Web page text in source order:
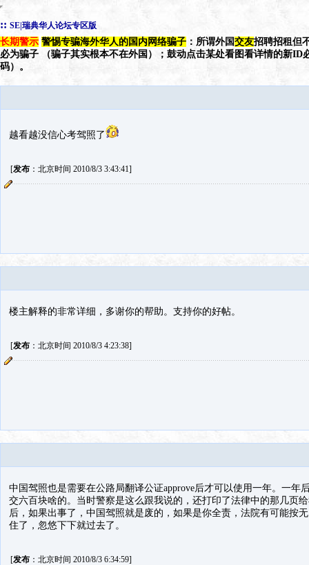
:: SE|瑞典华人论坛专区版
长期警示 警惕专骗海外华人的国内网络骗子 ：所谓外国交友招聘招租但
必为骗子 （骗子其实根本不在外国）；鼓动点击某处看图看详情的新ID
码）。
越看越没信心考驾照了
[发布：北京时间 2010/8/3 3:43:41]
楼主解释的非常详细，多谢你的帮助。支持你的好帖。
[发布：北京时间 2010/8/3 4:23:38]
中国驾照也是需要在公路局翻译公证approve后才可以使用一年。一年
交六百块啥的。当时警察是这么跟我说的，还打印了法律中的那几页
后，如果出事了，中国驾照就是废的，如果是你全责，法院有可能按
住了，忽悠下下就过去了。
[发布：北京时间 2010/8/3 6:34:59]